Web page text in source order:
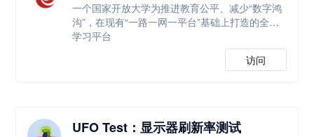
一个国家开放大学为推进教育公平、减少“数字鸿
沟”，在现有“一路一网一平台”基础上打造的全新
学习平台
访问
UFO Test：显示器刷新率测试